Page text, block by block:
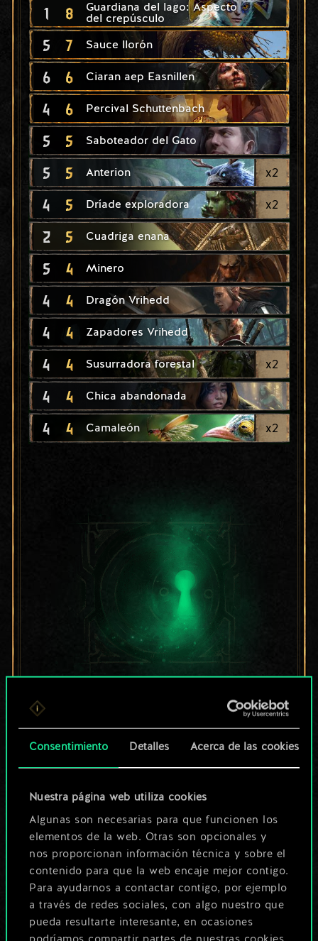
Consentimiento Detalles Acerca de las cookies
Nuestra página web utiliza cookies
Algunas son necesarias para que funcionen los
elementos de la web. Otras son opcionales y
nos proporcionan información técnica y sobre el
contenido para que la web encaje mejor contigo.
Para ayudarnos a contactar contigo, por ejemplo
a través de redes sociales, con algo nuestro que
pueda resultarte interesante, en ocasiones
1 8
Guardiana del lago: Aspecto
del crepúsculo
5 7 Sauce llorón
6 6 Ciaran aep Easnillen
4 6 Percival Schuttenbach
5 5 Saboteador del Gato
5 5 Anterion x2
4 5 Dríade exploradora x2
2 5 Cuadriga enana
5 4 Minero
4 4 Dragón Vrihedd
4 4 Zapadores Vrihedd
4 4 Susurradora forestal x2
4 4 Chica abandonada
4 4 Camaleón x2
Por ahora, solo es
un conjunto de
cartas compartido.
¡Pero puede llegar a
ser mucho más!
Poner nombre a esta baraja y crear
una guía